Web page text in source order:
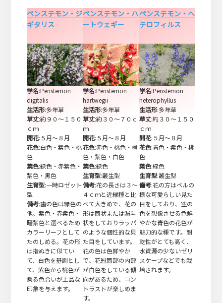
ペンステモン・ジ
ギタリス
学名:Penstemon
digitalis
生活形:多年草
草丈:約９０～１５０
ｃｍ
開花:５月～８月
花色:白色・紫色・桃
色
葉色:緑色・赤紫色・
紫色・黒色
生育型:一時ロゼット
型
備考:歯の色は緑色の
他、紫色・赤紫色・
暗紫色と選べるため
カラーリーフとして
たのしめる。花の形
は指ぬきに似てい
て、白色を基調とし
て、紫色から桃色が
乗る色合いが上品な
印象を与えます。
ペンステモン・ハ
ートウェギー
学名:Penstemon
hartwegii
生活形:多年草
草丈:約３０～７０ｃ
ｍ
開花:５月～８月
花色:赤色・桃色・橙
色・紫色・白色
葉色:緑色
生育型:叢生型
備考:花の長さは３～
４ｃｍと近縁種と比
べて大きめで、花の
形は筒状または漏斗
状をしておりラッパ
のような個性的な見
た目をしています。
花の色は色鮮やか
で、花冠筒部の内部
が白色をしている傾
向があるため、コン
トラストが楽しめま
す。
ペンステモン・ヘ
テロフィルス
学名:Penstemon
heterophyllus
生活形:多年草
草丈:約３０～１５０
ｃｍ
開花:５月～８月
花色:青色・紫色・桃
色
葉色:緑色
生育型:叢生型
備考:花の方はベルの
様な可愛らしい見た
目をしており、空の
色を想像させる色鮮
やかな青色の花色が
魅力的な種です。耐
乾性がとても高く、
水資源の少ないゼリ
スケープなどでも栽
培されます。